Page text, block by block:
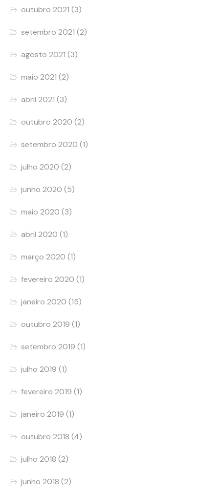
outubro 2021 (3)
setembro 2021 (2)
agosto 2021 (3)
maio 2021 (2)
abril 2021 (3)
outubro 2020 (2)
setembro 2020 (1)
julho 2020 (2)
junho 2020 (5)
maio 2020 (3)
abril 2020 (1)
março 2020 (1)
fevereiro 2020 (1)
janeiro 2020 (15)
outubro 2019 (1)
setembro 2019 (1)
julho 2019 (1)
fevereiro 2019 (1)
janeiro 2019 (1)
outubro 2018 (4)
julho 2018 (2)
junho 2018 (2)